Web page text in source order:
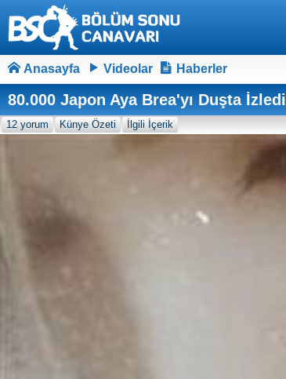
Anasayfa Videolar Haberler
80.000 Japon Aya Brea'yı Duşta İzledi
12 yorum Künye Özeti İlgili İçerik